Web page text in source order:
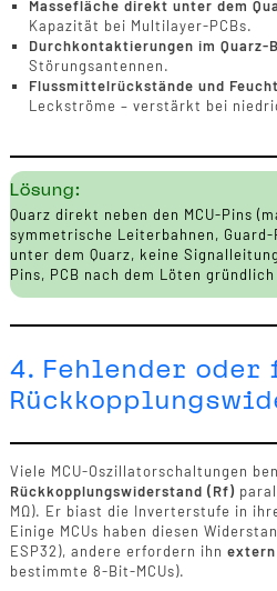
Massefläche direkt unter dem
Kapazität bei Multilayer-PCBs.
Durchkontaktierungen im Quarz-
Störungsantennen.
Flussmittelrückstände und
Leckströme – verstärkt bei
Lösung:
Quarz direkt neben den MCU-Pins
symmetrische Leiterbahnen, Guard-
unter dem Quarz, keine
Pins, PCB nach dem Löten
4. Fehlender oder
Viele MCU-Oszillatorschaltungen
Rückkopplungswiderstand (Rf)
MΩ). Er biast die Inverterstufe in
Einige MCUs haben diesen
ESP32), andere erfordern ihn extern
bestimmte 8-Bit-MCUs).